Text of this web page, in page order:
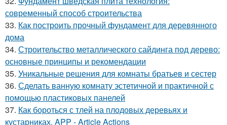
современный способ строительства
33. Как построить прочный фундамент для деревянного
дома
34. Строительство металлического сайдинга под дерево:
основные принципы и рекомендации
35. Уникальные решения для комнаты братьев и сестер
36. Сделать ванную комнату эстетичной и практичной с
помощью пластиковых панелей
37. Как бороться с тлей на плодовых деревьях и
кустарниках. APP - Article Actions